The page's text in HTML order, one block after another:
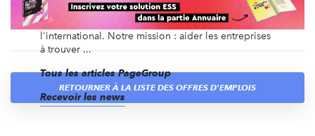
transition, ainsi que du recrutement de dirigeants et
des recrutements volumiques, en France et à
l'international. Notre mission : aider les entreprises
à trouver ...
Tous les articles PageGroup
Recevoir les news
RETOURNER À LA LISTE DES OFFRES D'EMPLOIS